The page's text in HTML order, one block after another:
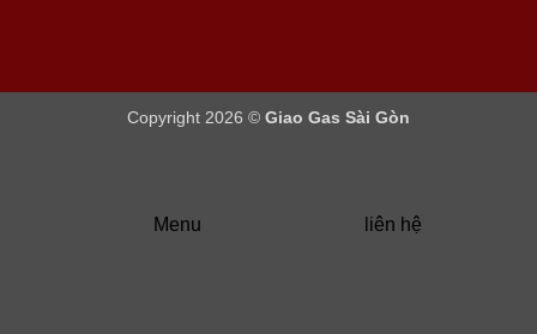
Copyright 2026 © Giao Gas Sài Gòn
Menu liên hệ